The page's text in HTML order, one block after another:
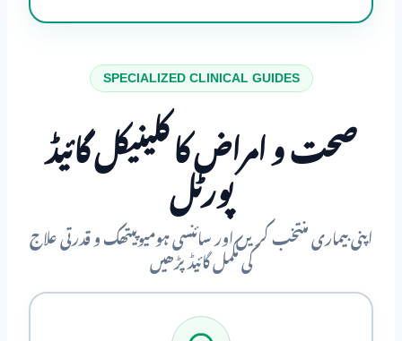
SPECIALIZED CLINICAL GUIDES
صحت و امراض کا کلینیکل گائیڈ
پورٹل
اپنی بیماری منتخب کریں اور سائنسی ہومیوپیتھک و قدرتی علاج
کی مکمل گائیڈ پڑھیں